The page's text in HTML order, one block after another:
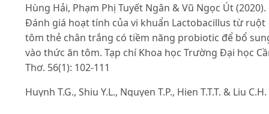
Hùng Hải, Phạm Phị Tuyết Ngân & Vũ Ngọc Út (2020).
Đánh giá hoạt tính của vi khuẩn Lactobacillus từ ruột
tôm thẻ chân trắng có tiềm năng probiotic để bổ
vào thức ăn tôm. Tạp chí Khoa học Trường Đại học
Thơ. 56(1): 102-111
Huynh T.G., Shiu Y.L., Nguyen T.P., Hien T.T.T. & Liu C.H.